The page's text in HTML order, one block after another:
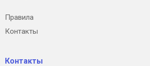
Правила
Контакты
Контакты